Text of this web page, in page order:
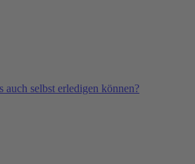
auch selbst erledigen können?